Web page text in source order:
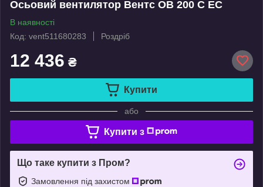
Осьовий вентилятор Вентс ОВ 200 C ЕС
В наявності
Код: vent511680283
Роздріб
12 436 ₴
Купити
або
Купити з
Що таке купити з Пром?
Замовлення під захистом